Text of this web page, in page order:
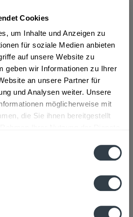
Cookies
um Inhalte und Anzeigen zu
für soziale Medien anbieten
auf unsere Website zu
geben wir Informationen zu Ihrer
an unsere Partner für
und Analysen weiter. Unsere
möglicherweise mit
die Sie ihnen bereitgestellt
München mit unseren Getränken.
frischen Etiketten hervorzuheben.
sind zusammengesetzt aus
Erleben Sie Pachmayr
Orange, Zitrone,
gesellen sich ab sofort neu die
Apfelschorle." so der Hersteller.